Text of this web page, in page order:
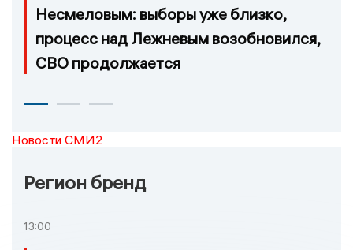
Несмеловым: выборы уже близко,
процесс над Лежневым возобновился,
СВО продолжается
Новости СМИ2
Регион бренд
13:00